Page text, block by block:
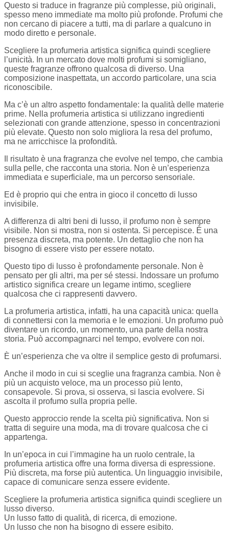
Questo si traduce in fragranze più complesse, più originali,
spesso meno immediate ma molto più profonde. Profumi che
non cercano di piacere a tutti, ma di parlare a qualcuno in
modo diretto e personale.
Scegliere la profumeria artistica significa quindi scegliere
l’unicità. In un mercato dove molti profumi si somigliano,
queste fragranze offrono qualcosa di diverso. Una
composizione inaspettata, un accordo particolare, una scia
riconoscibile.
Ma c’è un altro aspetto fondamentale: la qualità delle materie
prime. Nella profumeria artistica si utilizzano ingredienti
selezionati con grande attenzione, spesso in concentrazioni
più elevate. Questo non solo migliora la resa del profumo,
ma ne arricchisce la profondità.
Il risultato è una fragranza che evolve nel tempo, che cambia
sulla pelle, che racconta una storia. Non è un’esperienza
immediata e superficiale, ma un percorso sensoriale.
Ed è proprio qui che entra in gioco il concetto di lusso
invisibile.
A differenza di altri beni di lusso, il profumo non è sempre
visibile. Non si mostra, non si ostenta. Si percepisce. È una
presenza discreta, ma potente. Un dettaglio che non ha
bisogno di essere visto per essere notato.
Questo tipo di lusso è profondamente personale. Non è
pensato per gli altri, ma per sé stessi. Indossare un profumo
artistico significa creare un legame intimo, scegliere
qualcosa che ci rappresenti davvero.
La profumeria artistica, infatti, ha una capacità unica: quella
di connettersi con la memoria e le emozioni. Un profumo può
diventare un ricordo, un momento, una parte della nostra
storia. Può accompagnarci nel tempo, evolvere con noi.
È un’esperienza che va oltre il semplice gesto di profumarsi.
Anche il modo in cui si sceglie una fragranza cambia. Non è
più un acquisto veloce, ma un processo più lento,
consapevole. Si prova, si osserva, si lascia evolvere. Si
ascolta il profumo sulla propria pelle.
Questo approccio rende la scelta più significativa. Non si
tratta di seguire una moda, ma di trovare qualcosa che ci
appartenga.
In un’epoca in cui l’immagine ha un ruolo centrale, la
profumeria artistica offre una forma diversa di espressione.
Più discreta, ma forse più autentica. Un linguaggio invisibile,
capace di comunicare senza essere evidente.
Scegliere la profumeria artistica significa quindi scegliere un
lusso diverso.
Un lusso fatto di qualità, di ricerca, di emozione.
Un lusso che non ha bisogno di essere esibito.